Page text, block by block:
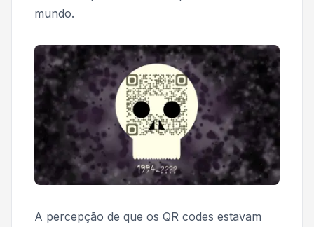
mundo.
A percepção de que os QR codes estavam